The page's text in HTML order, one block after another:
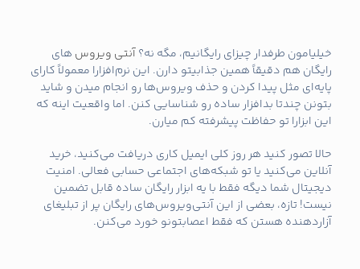
خیلیامون طرفدار چیزای رایگانیم، مگه نه؟آنتی ویروس های
رایگان هم دقیقاً همین جذابیتو دارن. این نرم‌افزارا معمولاً کارای
پایه‌ای مثل پیدا کردن و حذف ویروس‌ها رو انجام میدن و شاید
بتونن چندتا بدافزار ساده رو شناسایی کنن. اما واقعیت اینه که
این ابزارا تو حفاظت پیشرفته کم میارن.
حالا تصور کنید هر روز کلی ایمیل کاری دریافت می‌کنید، خرید
آنلاین می‌کنید یا تو شبکه‌های اجتماعی حسابی فعالی. امنیت
دیجیتال شما دیگه فقط با یه ابزار رایگان ساده قابل تضمین
نیست! تازه، بعضی از این آنتی‌ویروس‌های رایگان پر از تبلیغای
آزاردهنده هستن که فقط اعصابتونو خورد می‌کنن.